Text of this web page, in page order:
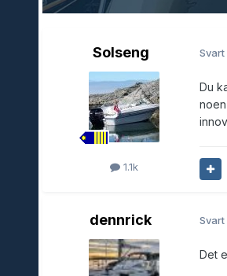
Solseng
1.1k
Svart
Du
dennrick Svart
Det